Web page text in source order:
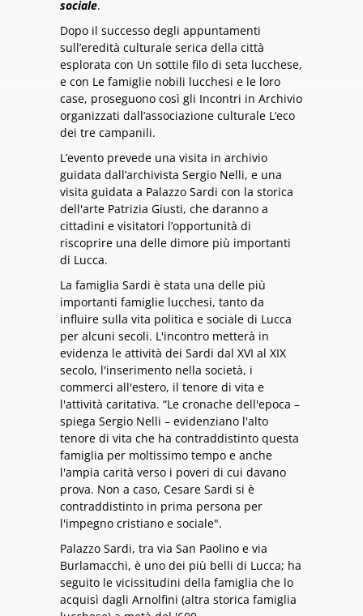
sociale.
Dopo il successo degli appuntamenti
sull’eredità culturale serica della città
esplorata con Un sottile filo di seta lucchese,
e con Le famiglie nobili lucchesi e le loro
case, proseguono così gli Incontri in Archivio
organizzati dall’associazione culturale L’eco
dei tre campanili.
L’evento prevede una visita in archivio
guidata dall’archivista Sergio Nelli, e una
visita guidata a Palazzo Sardi con la storica
dell'arte Patrizia Giusti, che daranno a
cittadini e visitatori l’opportunità di
riscoprire una delle dimore più importanti
di Lucca.
La famiglia Sardi è stata una delle più
importanti famiglie lucchesi, tanto da
influire sulla vita politica e sociale di Lucca
per alcuni secoli. L'incontro metterà in
evidenza le attività dei Sardi dal XVI al XIX
secolo, l'inserimento nella società, i
commerci all'estero, il tenore di vita e
l'attività caritativa. “Le cronache dell'epoca –
spiega Sergio Nelli – evidenziano l'alto
tenore di vita che ha contraddistinto questa
famiglia per moltissimo tempo e anche
l'ampia carità verso i poveri di cui davano
prova. Non a caso, Cesare Sardi si è
contraddistinto in prima persona per
l'impegno cristiano e sociale".
Palazzo Sardi, tra via San Paolino e via
Burlamacchi, è uno dei più belli di Lucca; ha
seguito le vicissitudini della famiglia che lo
acquisì dagli Arnolfini (altra storica famiglia